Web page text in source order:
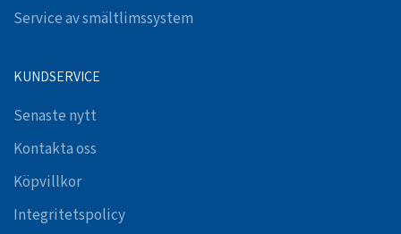
Service av smältlimssystem
KUNDSERVICE
Senaste nytt
Kontakta oss
Köpvillkor
Integritetspolicy